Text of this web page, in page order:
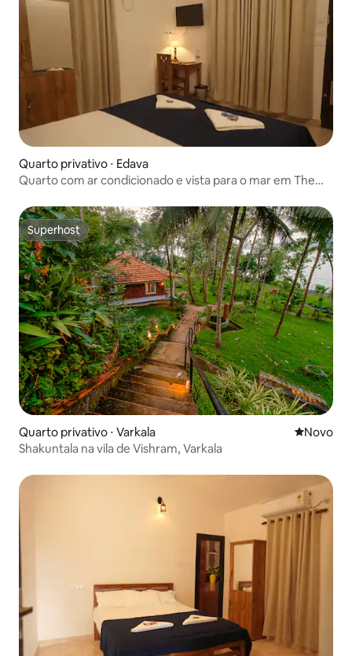
Quarto privativo ⋅ Edava
Quarto com ar condicionado e vista para o mar em The
Superhost
Superhost
Quarto privativo ⋅ Varkala Novo
Novo
Shakuntala na vila de Vishram, Varkala